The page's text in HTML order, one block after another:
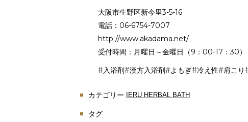
大阪市生野区新今里3-5-16
電話：06-6754-7007
http://www.akadama.net/
受付時間：月曜日～金曜日（9：00-17：30）
#入浴剤#漢方入浴剤#よもぎ#冷え性#肩こり
カテゴリー IERU HERBAL BATH
タグ